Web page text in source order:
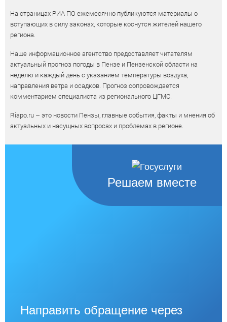
На страницах РИА ПО ежемесячно публикуются материалы о
вступающих в силу законах, которые коснутся жителей нашего
региона.
Наше информационное агентство предоставляет читателям
актуальный прогноз погоды в Пензе и Пензенской области на
неделю и каждый день с указанием температуры воздуха,
направления ветра и осадков. Прогноз сопровождается
комментарием специалиста из регионального ЦГМС.
Riapo.ru – это новости Пензы, главные события, факты и мнения об
актуальных и насущных вопросах и проблемах в регионе.
Решаем вместе
Направить обращение через